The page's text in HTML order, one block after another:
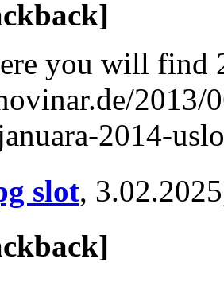
you will find
2013/
2014-
slot,